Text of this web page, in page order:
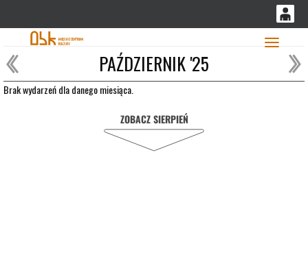
0,00
PLN
PAŹDZIERNIK '25
Brak wydarzeń dla danego miesiąca.
ZOBACZ SIERPIEŃ